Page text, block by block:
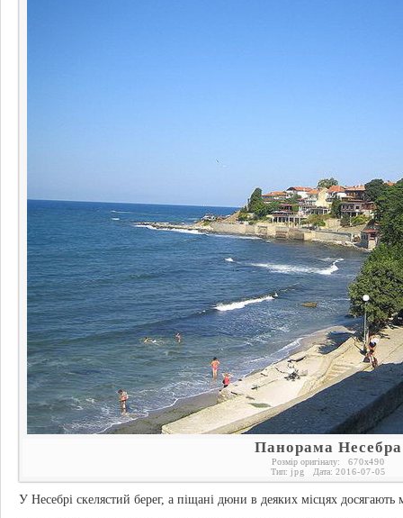
Панорама Несебра
Розмір оригіналу: 670x490
Тип: jpg Дата: 2016-07-05
У Несебрі скелястий берег, а піщані дюни в деяких місцях досягають